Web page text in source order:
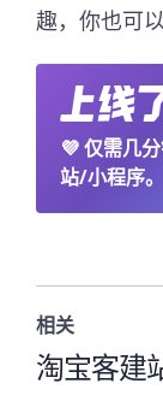
趣，你也可
💜仅需几
站/小程序。
相关
淘宝客建